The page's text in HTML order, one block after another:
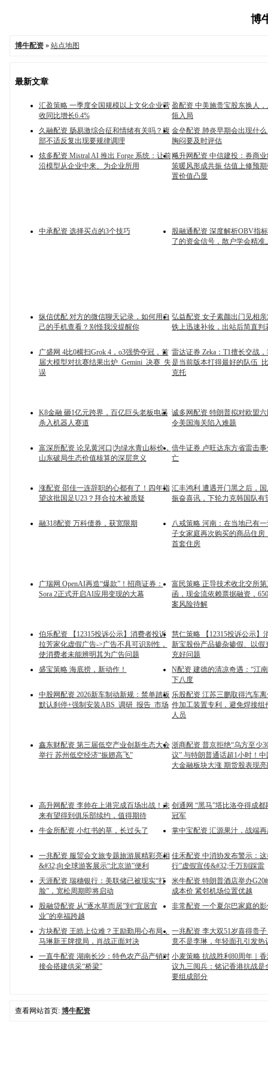
博
博牛配资» 站点地图
最新文章
汇盈策略 一季度全国规模以上文化企业营
收同比增长6.4%
盈配资 中美施贵宝股东换人
瓴入局
久融配资 肠易激综合征和情绪有关吗？腹
部不适反复出现要规律调理
金垒配资 肺炎早期会出现什
胸闷要及时评估
炫多配资 Mistral AI 推出 Forge 系统：让前
沿模型从企业中来、为企业所用
飚升网配资 中信建投：券商
策暖风形成共振 估值上修预
置价值凸显
中承配资 选择买点的3个技巧
股融通配资 深度解析OBV指
了的资金信号，散户学会精准
纵信优配 对方的微信聊天记录，如何用自
己的手机查看？别怪我没提醒你
弘益配资 女子素颜出门见相
铁上迅速补妆，出站后简直判
广盛网 4比0横扫Grok 4，o3强势夺冠，首
届大模型对抗赛结果出炉_Gemini_决赛_失
误
雷达证券 Zeka：T1擅长交战
是当前版本打得最好的队伍_
克托
K8金融 砸1亿元跨界，百亿巨头老板电器
杀入机器人赛道
诚多网配资 特朗普拟对欧盟
令美国海关陷入难题
富深所配资 论见黄河口|为绿水青山标价，
山东破局生态价值核算的深层意义
倍牛证券 卢旺达东方省雷击
亡
涨配资 邵佳一连辞职的心都有了！四年指
望这批国足U23？拜合拉木被质疑
汇丰鸿利 遭遇开门黑之后，
振奋喜讯，下轮力克韩国队有
融318配资 万科债券，获宽限期
八戒策略 河南：在当地已有
子女家庭再次购买的商品住房
首套住房
广瑞网 OpenAI再造“爆款”！招商证券：
Sora 2正式开启AI应用变现的大幕
富民策略 正导技术收北交所
函，现金流依赖票据融资，
案风险待解
伯乐配资 【12315投诉公示】消费者投诉
拉芳家化虚假广告->广告不具可识别性，
使消费者未能辨明其为广告问题
慧仁策略 【12315投诉公示】
新宝股份产品掺杂掺假、以假
充好问题
盛宝策略 海底捞，新动作！
N配资 建德的清凉奇遇：“江
下八度
中股网配资 2026新车制动新规：禁单踏板
默认刹停+强制安装ABS_调研_报告_市场
乐股配资 江苏三鹏取得汽车
件加工装置专利，避免焊接组
人员
鑫东财配资 第三届低空产业创新生态大会
举行 苏州低空经济“振翅高飞”
浙商配资 普京拒绝“乌方至少
议” 与特朗普通话超1小时！
大金融板块大涨 期货股表现
高升网配资 李帅在上港完成百场出战！未
来有望得到俱乐部续约，值得期待
创通网 “黑马”塔比洛夺得成
冠军
牛金所配资 小红书的草，长过头了
掌中宝配资 汇源果汁，战端
一兆配资 服贸会文旅专题旅游展精彩亮相
&#32;向全球游客展示“北京游”便利
佳禾配资 中消协发布警示：
行”虚假宣传&#32;千万别踩雷
天涯配资 瑞穗银行：美联储已被现实“打
脸”，宽松周期即将启动
米牛配资 特朗普酒店举办G20
成本价 紧邻机场位置优越
股融贷配资 从“逐水草而居”到“宜居宜
业”的幸福跨越
非常配资 一个夏尔巴家庭的
方块配资 王皓上位难？王励勤用心布局，
马琳新王牌搅局，肖战正面对决
一兆配资 李大双51岁喜得贵
竟不是李琳，年轻面孔引发热
一直牛配资 湖南长沙：特色农产品产销对
接会搭建供采“桥梁”
小麦策略 抗战胜利80周年｜
议九三阅兵：铭记香港抗战是
要组成部分
查看网站首页: 博牛配资